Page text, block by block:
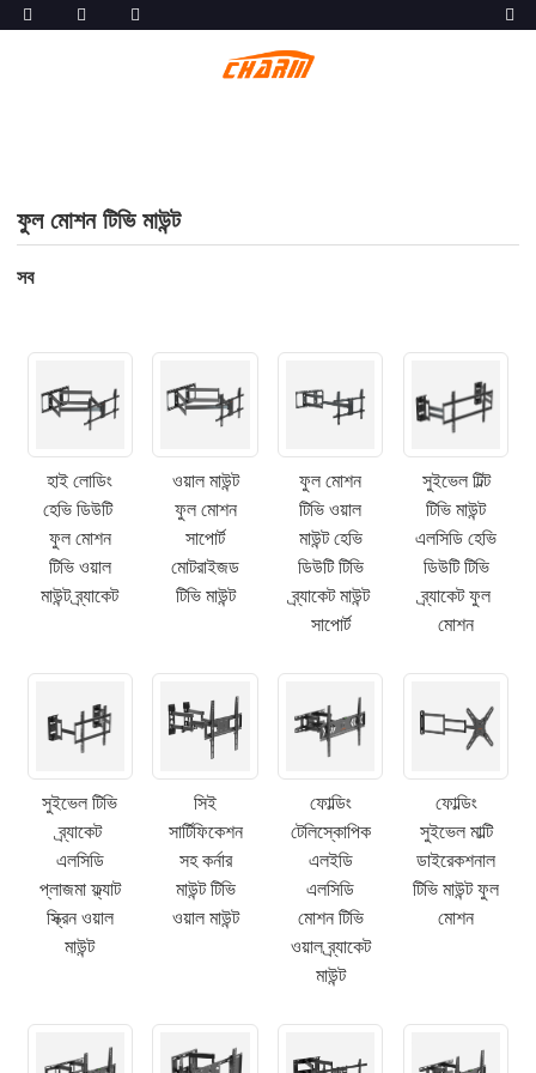
ফুল মোশন টিভি মাউন্ট
সব
হাই লোডিং
হেভি ডিউটি ​​
ফুল মোশন
টিভি ওয়াল
মাউন্ট ব্র্যাকেট
ওয়াল মাউন্ট
ফুল মোশন
সাপোর্ট
মোটরাইজড
টিভি মাউন্ট
ফুল মোশন
টিভি ওয়াল
মাউন্ট হেভি
ডিউটি ​​টিভি
ব্র্যাকেট মাউন্ট
সাপোর্ট
সুইভেল টিল্ট
টিভি মাউন্ট
এলসিডি হেভি
ডিউটি ​​টিভি
ব্র্যাকেট ফুল
মোশন
সুইভেল টিভি
ব্র্যাকেট
এলসিডি
প্লাজমা ফ্ল্যাট
স্ক্রিন ওয়াল
মাউন্ট
সিই
সার্টিফিকেশন
সহ কর্নার
মাউন্ট টিভি
ওয়াল মাউন্ট
ফোল্ডিং
টেলিস্কোপিক
এলইডি
এলসিডি
মোশন টিভি
ওয়াল ব্র্যাকেট
মাউন্ট
ফোল্ডিং
সুইভেল মাল্টি
ডাইরেকশনাল
টিভি মাউন্ট ফুল
মোশন